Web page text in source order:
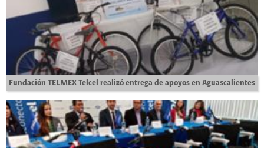
Fundación TELMEX Telcel realizó entrega de apoyos en Aguascalientes